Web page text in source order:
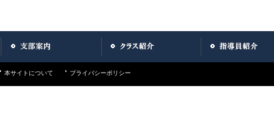
本サイトについて プライバシーポリシー